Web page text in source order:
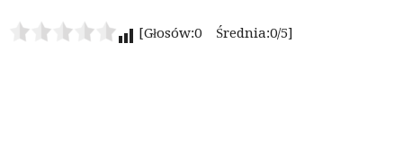
[Głosów:0 Średnia:0/5]